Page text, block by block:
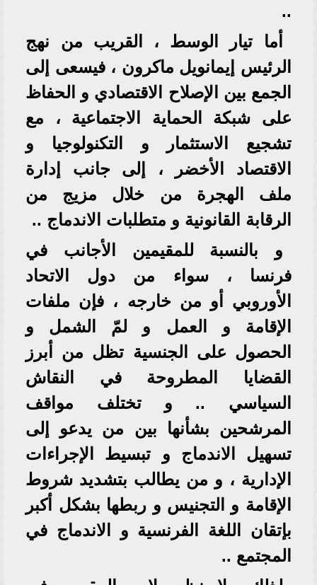
..
أما تيار الوسط ، القريب من نهج
الرئيس إيمانويل ماكرون ، فيسعى إلى
الجمع بين الإصلاح الاقتصادي و الحفاظ
على شبكة الحماية الاجتماعية ، مع
تشجيع الاستثمار و التكنولوجيا و
الاقتصاد الأخضر ، إلى جانب إدارة
ملف الهجرة من خلال مزيج من
الرقابة القانونية و متطلبات الاندماج ..
و بالنسبة للمقيمين الأجانب في
فرنسا ، سواء من دول الاتحاد
الأوروبي أو من خارجه ، فإن ملفات
الإقامة و العمل و لمّ الشمل و
الحصول على الجنسية تظل من أبرز
القضايا المطروحة في النقاش
السياسي .. و تختلف مواقف
المرشحين بشأنها بين من يدعو إلى
تسهيل الاندماج و تبسيط الإجراءات
الإدارية ، و من يطالب بتشديد شروط
الإقامة و التجنيس و ربطها بشكل أكبر
بإتقان اللغة الفرنسية و الاندماج في
المجتمع ..